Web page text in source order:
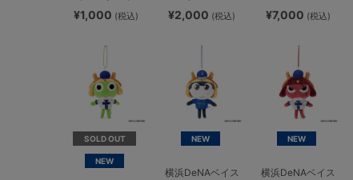
¥1,000 (税込) ¥2,000 (税込) ¥7,000 (税込)
SOLD OUT
NEW
NEW
横浜DeNAベイス
NEW
横浜DeNAベイス